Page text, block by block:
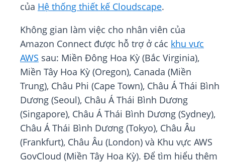
của Hệ thống thiết kế Cloudscape.
Không gian làm việc cho nhân viên của
Amazon Connect được hỗ trợ ở các khu vực
AWS sau: Miền Đông Hoa Kỳ (Bắc Virginia),
Miền Tây Hoa Kỳ (Oregon), Canada (Miền
Trung), Châu Phi (Cape Town), Châu Á Thái Bình
Dương (Seoul), Châu Á Thái Bình Dương
(Singapore), Châu Á Thái Bình Dương (Sydney),
Châu Á Thái Bình Dương (Tokyo), Châu Âu
(Frankfurt), Châu Âu (London) và Khu vực AWS
GovCloud (Miền Tây Hoa Kỳ). Để tìm hiểu thêm